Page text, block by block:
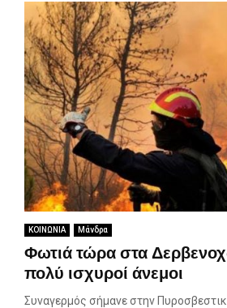
ΚΟΙΝΩΝΙΑ Μάνδρα
Φωτιά τώρα στα
πολύ ισχυροί άνεμοι
Συναγερμός σήμανε στην